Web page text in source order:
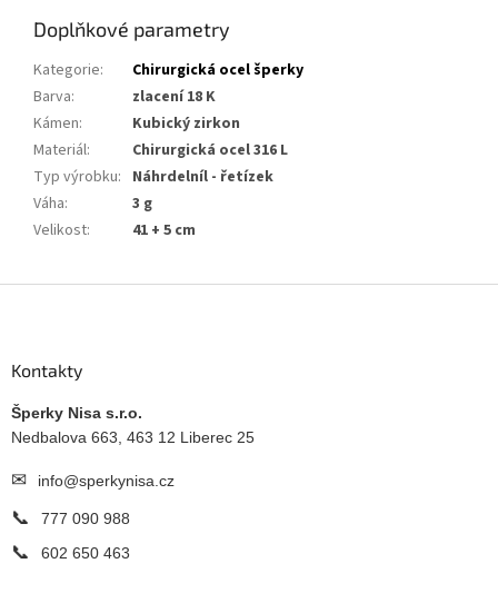
Doplňkové parametry
Kategorie:
Chirurgická ocel šperky
Barva:
zlacení 18 K
Kámen:
Kubický zirkon
Materiál:
Chirurgická ocel 316 L
Typ výrobku: Náhrdelníl - řetízek
Váha:
3 g
Velikost: 41 + 5 cm
Kontakty
Šperky Nisa s.r.o.
Nedbalova 663, 463 12 Liberec 25
✉ info@sperkynisa.cz
📞 777 090 988
📞 602 650 463